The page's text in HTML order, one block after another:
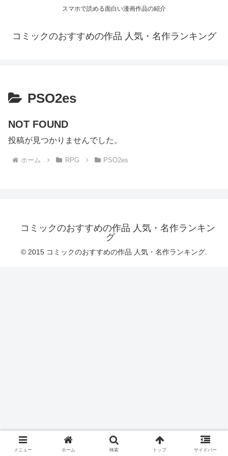
スマホで読める面白い漫画作品の紹介
コミックのおすすめの作品 人気・名作ランキング
PSO2es
NOT FOUND
投稿が見つかりませんでした。
ホーム RPG PSO2es
コミックのおすすめの作品 人気・名作ランキン
グ
© 2015 コミックのおすすめの作品 人気・名作ランキング.
メニュー ホーム 検索 トップ サイドバー